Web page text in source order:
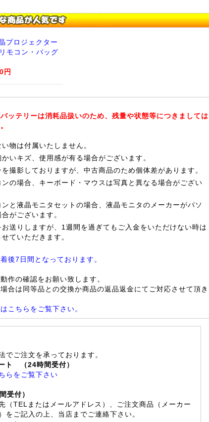
プロジェクター
モコン・バッグ
円
ッテリーは消耗品扱いのため、残量や状態等につきましては
物は付属いたしません。
いキズ、使用感が有る場合がございます。
撮影しておりますが、中古商品のため個体差があります。
の場合、キーボード・マウスは写真と異なる場合がござい
と液晶モニタセットの場合、液晶モニタのメーカーがパソ
がございます。
送りしますが、1週間を過ぎてもご入金をいただけない時は
ていただきます。
後7日間となっております。
作の確認をお願い致します。
合は同等品との交換か商品の返品返金にてご対応させて頂き
こちらをご覧下さい。
でご注文を承っております。
ト （24時間受付）
らをご覧下さい
受付）
（TELまたはメールアドレス）、ご注文商品（メーカー
をご記入の上、当店までご連絡下さい。